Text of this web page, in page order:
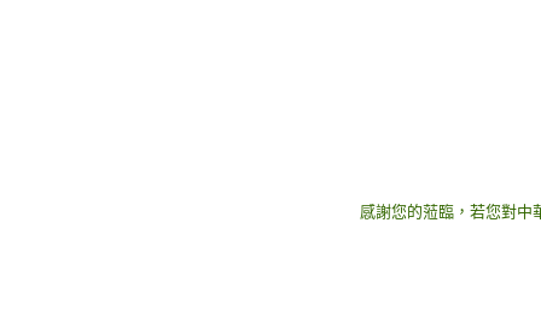
感謝您的蒞臨，若您對中